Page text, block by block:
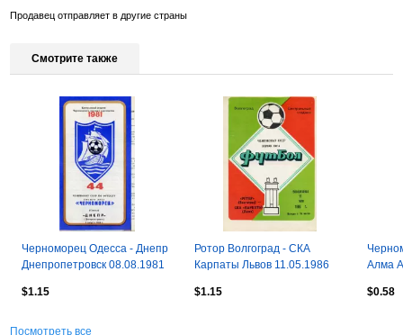
Продавец отправляет в другие страны
Смотрите также
Черноморец Одесса - Днепр
Днепропетровск 08.08.1981
$1.15
Ротор Волгоград - СКА
Карпаты Львов 11.05.1986
$1.15
Алма
$0.58
Посмотреть все